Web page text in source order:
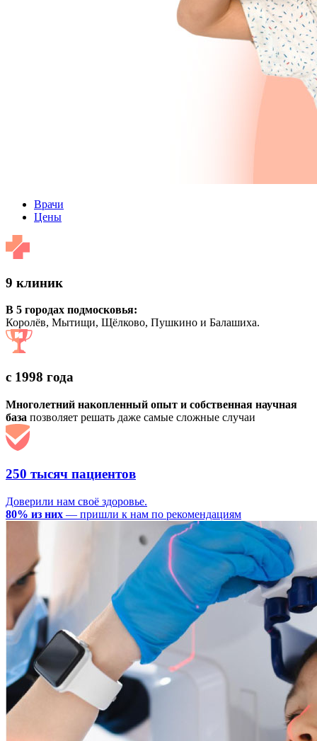
Врачи
Цены
9 клиник
В 5 городах подмосковья:
Королёв, Мытищи, Щёлково, Пушкино и Балашиха.
с 1998 года
Многолетний накопленный опыт и собственная научная
база позволяет решать даже самые сложные случаи
250 тысяч пациентов
Доверили нам своё здоровье.
80% из них — пришли к нам по рекомендациям